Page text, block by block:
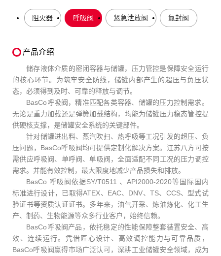
阻火器 呼吸阀 紧急泄放阀 氮封阀
产品介绍
储存液体介质的密闭容器与储罐，压力管控是保障安全运行
的核心环节。为筑牢安全防线，储罐内部产生的超压与负压状
态，必须得到及时、可靠的释放与调节。
BasCo呼吸阀，精准匹配各类容器、储罐的压力控制需求。
无论是重力加载还是弹簧加载结构，均能为储罐压力稳态管控提
供硬核支撑，是储罐安全系统的关键部件。
针对储罐进出料、蒸汽吹扫、热呼吸等工况引发的超压、负
压问题，BasCo呼吸阀均可提供定制化解决方案。江苏八方可按
需供应呼吸阀、单呼阀、单吸阀，全面适配不同工况的压力调控
需求。并能有效控制，最大限度地减少产品损失和排放。
BasCo 呼吸阀依据SY/T0511 、API2000-2020等国际国内
标准进行设计，已取得ATEX、EAC、DNV、TS、CCS、型式试
验证书等资质认证证书。多年来，油气开采、炼油炼化、化工生
产、制药、生物能源等众多行业客户，始终信赖。
BasCo呼吸阀产品，依托稳定的性能保障整套装置安全、高
效、连续运行。凭借匠心设计、高效调控能力与可靠品质，
BasCo呼吸阀赢得市场广泛认可，深耕工业储罐安全领域，成为